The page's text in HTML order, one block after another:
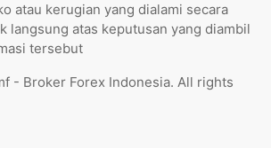
atau kerugian yang dialami secara
langsung atas keputusan yang diambil
tersebut
- Broker Forex Indonesia. All rights